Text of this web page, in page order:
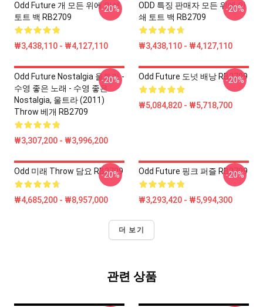
Odd Future 개 모든 위에 인쇄
토트 백 RB2709
₩3,438,110 - ₩4,127,110
-20%
ODD 특징 판매자 모든 위에 인
쇄 토트 백 RB2709
₩3,438,110 - ₩4,127,110
-20%
Odd Future Nostalgia 울트라 -
수영 좋은 노래 - 수영 좋은
Nostalgia, 울트라 (2011)
Throw 베개 RB2709
₩3,307,200 - ₩3,996,200
-20% Odd Future 도넛 배낭 RB2709
₩5,084,820 - ₩5,718,700
-20%
Odd 미래 Throw 담요 RB2709
₩4,685,200 - ₩8,957,000
-20% Odd Future 핑크 퍼즐 RB2709
₩3,293,420 - ₩5,994,300
-20%
더 보기
관련 상품